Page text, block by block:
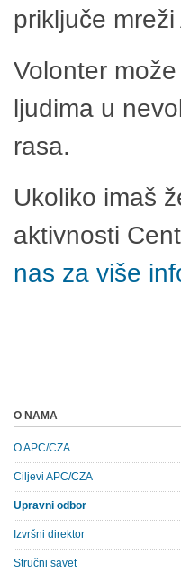
priključe
Volonter
ljudima u
rasa.
Ukoliko imaš
aktivnosti
nas za više
O NAMA
O APC/CZA
Ciljevi APC/CZA
Upravni odbor
Izvršni direktor
Stručni savet